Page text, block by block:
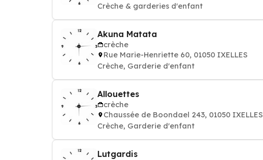
Crèche & garderies d'enfant
Akuna Matata
crèche
Rue Marie-Henriette 60, 01050 IXELLES
Crèche, Garderie d'enfant
Allouettes
crèche
Chaussée de Boondael 243, 01050 IXELLES
Crèche, Garderie d'enfant
Lutgardis